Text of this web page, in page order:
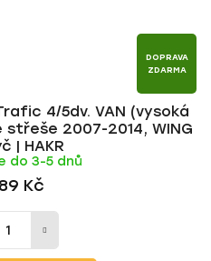
DOPRAVA
ZDARMA
4/5dv. VAN (vysoká
2007-2014, WING
| HAKR
do 3-5 dnů
Kč